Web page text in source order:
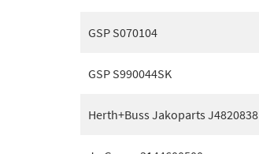
GSP S070104
GSP S990044SK
Herth+Buss Jakoparts J4820838